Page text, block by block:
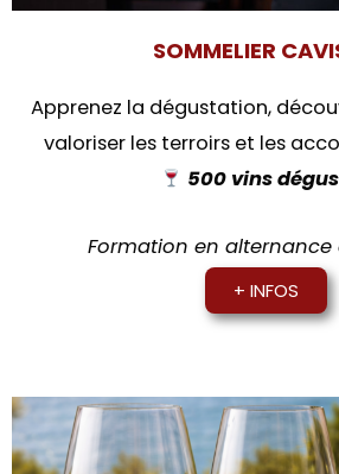
SOMMELIER
Apprenez la dégustation,
valoriser les terroirs et les
500 vins
Formation en alternance
+ INFOS